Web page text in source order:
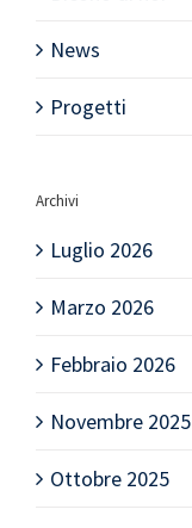
News
Progetti
Archivi
Luglio 2026
Marzo 2026
Febbraio 2026
Novembre 2025
Ottobre 2025